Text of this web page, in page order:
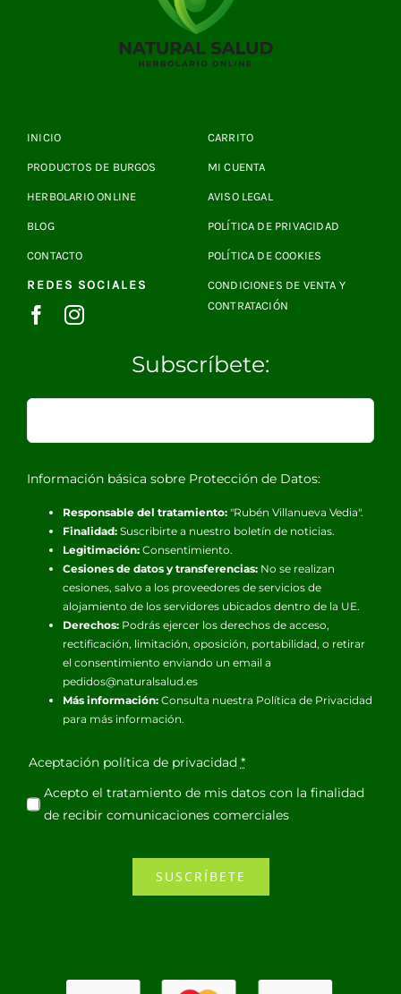
INICIO
PRODUCTOS DE BURGOS
HERBOLARIO ONLINE
BLOG
CONTACTO
REDES SOCIALES
CARRITO
MI CUENTA
AVISO LEGAL
POLÍTICA DE PRIVACIDAD
POLÍTICA DE COOKIES
CONDICIONES DE VENTA Y
CONTRATACIÓN
Subscríbete:
Información básica sobre Protección de Datos:
Responsable del tratamiento:"Rubén Villanueva Vedia".
Finalidad:Suscribirte a nuestro boletín de noticias.
Legitimación:Consentimiento.
Cesiones de datos y transferencias:No se realizan
cesiones, salvo a los proveedores de servicios de
alojamiento de los servidores ubicados dentro de la UE.
Derechos:Podrás ejercer los derechos de acceso,
rectificación, limitación, oposición, portabilidad, o retirar
el consentimiento enviando un email a
pedidos@naturalsalud.es
Más información:Consulta nuestra Política de Privacidad
para más información.
Aceptación política de privacidad *
Acepto el tratamiento de mis datos con la finalidad
de recibir comunicaciones comerciales
SUSCRÍBETE